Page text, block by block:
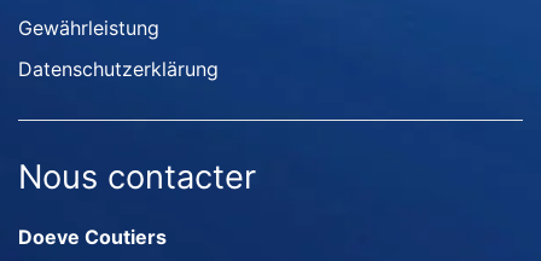
Gewährleistung
Datenschutzerklärung
Nous contacter
Doeve Coutiers